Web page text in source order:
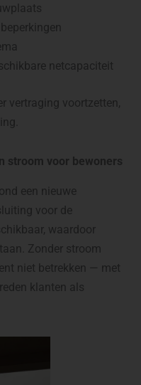
netcapaciteit
vertraging voortzetten,
stroom voor bewoners
een nieuwe
voor de
waardoor
Zonder stroom
niet betrekken — met
klanten als